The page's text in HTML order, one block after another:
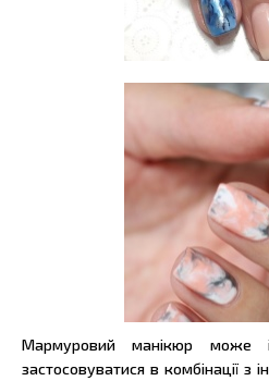
Мармуровий манікюр може
застосовуватися в комбінації з